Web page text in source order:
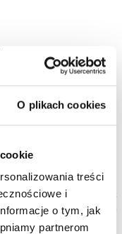
O plikach cookies
treści
i
o tym, jak
partnerom
GRUBO
rzeczy, ale wśród
z dodatkowymi
GRUBO, czyli
typerska. Co musisz